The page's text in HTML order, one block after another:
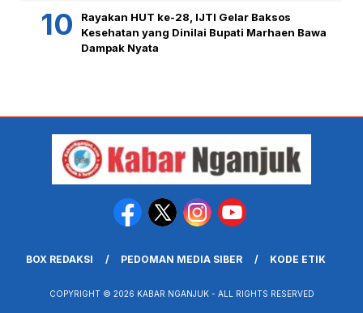
Rayakan HUT ke-28, IJTI Gelar Baksos
Kesehatan yang Dinilai Bupati Marhaen Bawa
Dampak Nyata
BOX REDAKSI PEDOMAN MEDIA SIBER KODE ETIK
COPYRIGHT © 2026 KABAR NGANJUK - ALL RIGHTS RESERVED